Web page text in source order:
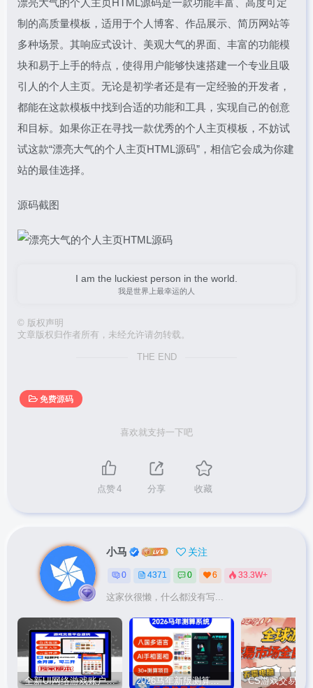
漂亮大气的个人主页HTML源码是一款功能丰富、高度可定
制的高质量模板，适用于个人博客、作品展示、简历网站等
多种场景。其响应式设计、美观大气的界面、丰富的功能模
块和易于上手的特点，使得用户能够快速搭建一个专业且吸
引人的个人主页。无论是初学者还是有一定经验的开发者，
都能在这款模板中找到合适的功能和工具，实现自己的创意
和目标。如果你正在寻找一款优秀的个人主页模板，不妨试
试这款“漂亮大气的个人主页HTML源码”，相信它会成为你建
站的最佳选择。
源码截图
I am the luckiest person in the world.
我是世界上最幸运的人
© 版权声明
文章版权归作者所有，未经允许请勿转载。
THE END
免费源码
喜欢就支持一下吧
点赞4 分享 收藏
小马 关注
0 4371 0 6 33.3W+
这家伙很懒，什么都没有写...
全新UI网络游戏账户交易平台系统 全开源版本 2026马年新版测算系统源码